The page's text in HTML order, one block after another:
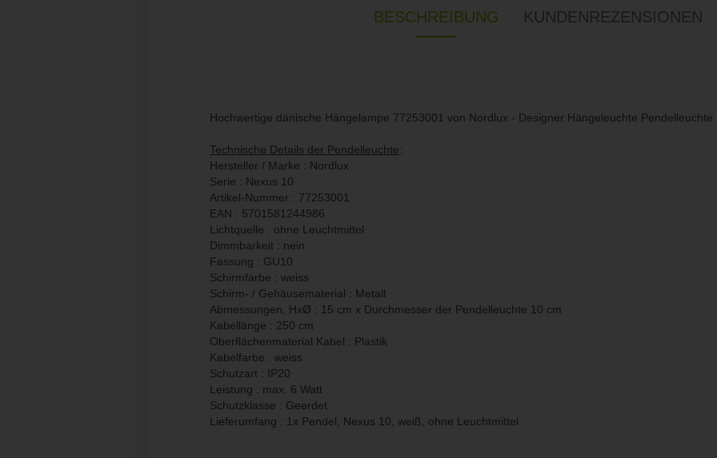
BESCHREIBUNG KUNDENREZENSIONEN
Hochwertige dänische Hängelampe 77253001 von Nordlux - Designer Hängeleuchte Pendelleuchte
Technische Details der Pendelleuchte:
Hersteller / Marke : Nordlux
Serie : Nexus 10
Artikel-Nummer : 77253001
EAN : 5701581244986
Lichtquelle : ohne Leuchtmittel
Dimmbarkeit : nein
Fassung : GU10
Schirmfarbe : weiss
Schirm- / Gehäusematerial : Metall
Abmessungen, HxØ : 15 cm x Durchmesser der Pendelleuchte 10 cm
Kabellänge : 250 cm
Oberflächenmaterial Kabel : Plastik
Kabelfarbe : weiss
Schutzart : IP20
Leistung : max. 6 Watt
Schutzklasse : Geerdet
Lieferumfang : 1x Pendel, Nexus 10, weiß, ohne Leuchtmittel